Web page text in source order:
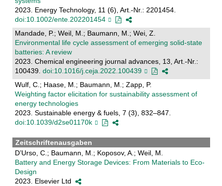
2023. Energy Technology, 11 (6), Art.-Nr.: 2201454.
doi:10.1002/ente.202201454
Mandade, P.; Weil, M.; Baumann, M.; Wei, Z.
Environmental life cycle assessment of emerging solid-state
batteries: A review
2023. Chemical engineering journal advances, 13, Art.-Nr.:
100439. doi:10.1016/j.ceja.2022.100439
Wulf, C.; Haase, M.; Baumann, M.; Zapp, P.
Weighting factor elicitation for sustainability assessment of
energy technologies
2023. Sustainable energy & fuels, 7 (3), 832–847.
doi:10.1039/d2se01170k
Zeitschriftenausgaben
D’Urso, C.; Baumann, M.; Koposov, A.; Weil, M.
Battery and Energy Storage Devices: From Materials to Eco-
Design
2023. Elsevier Ltd